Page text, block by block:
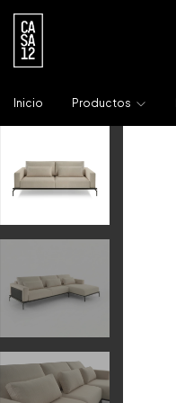
Inicio Productos